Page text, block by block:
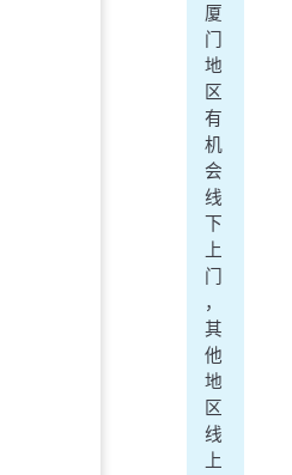
厦
门
地
区
有
机
会
线
下
上
门
，
其
他
地
区
线
上